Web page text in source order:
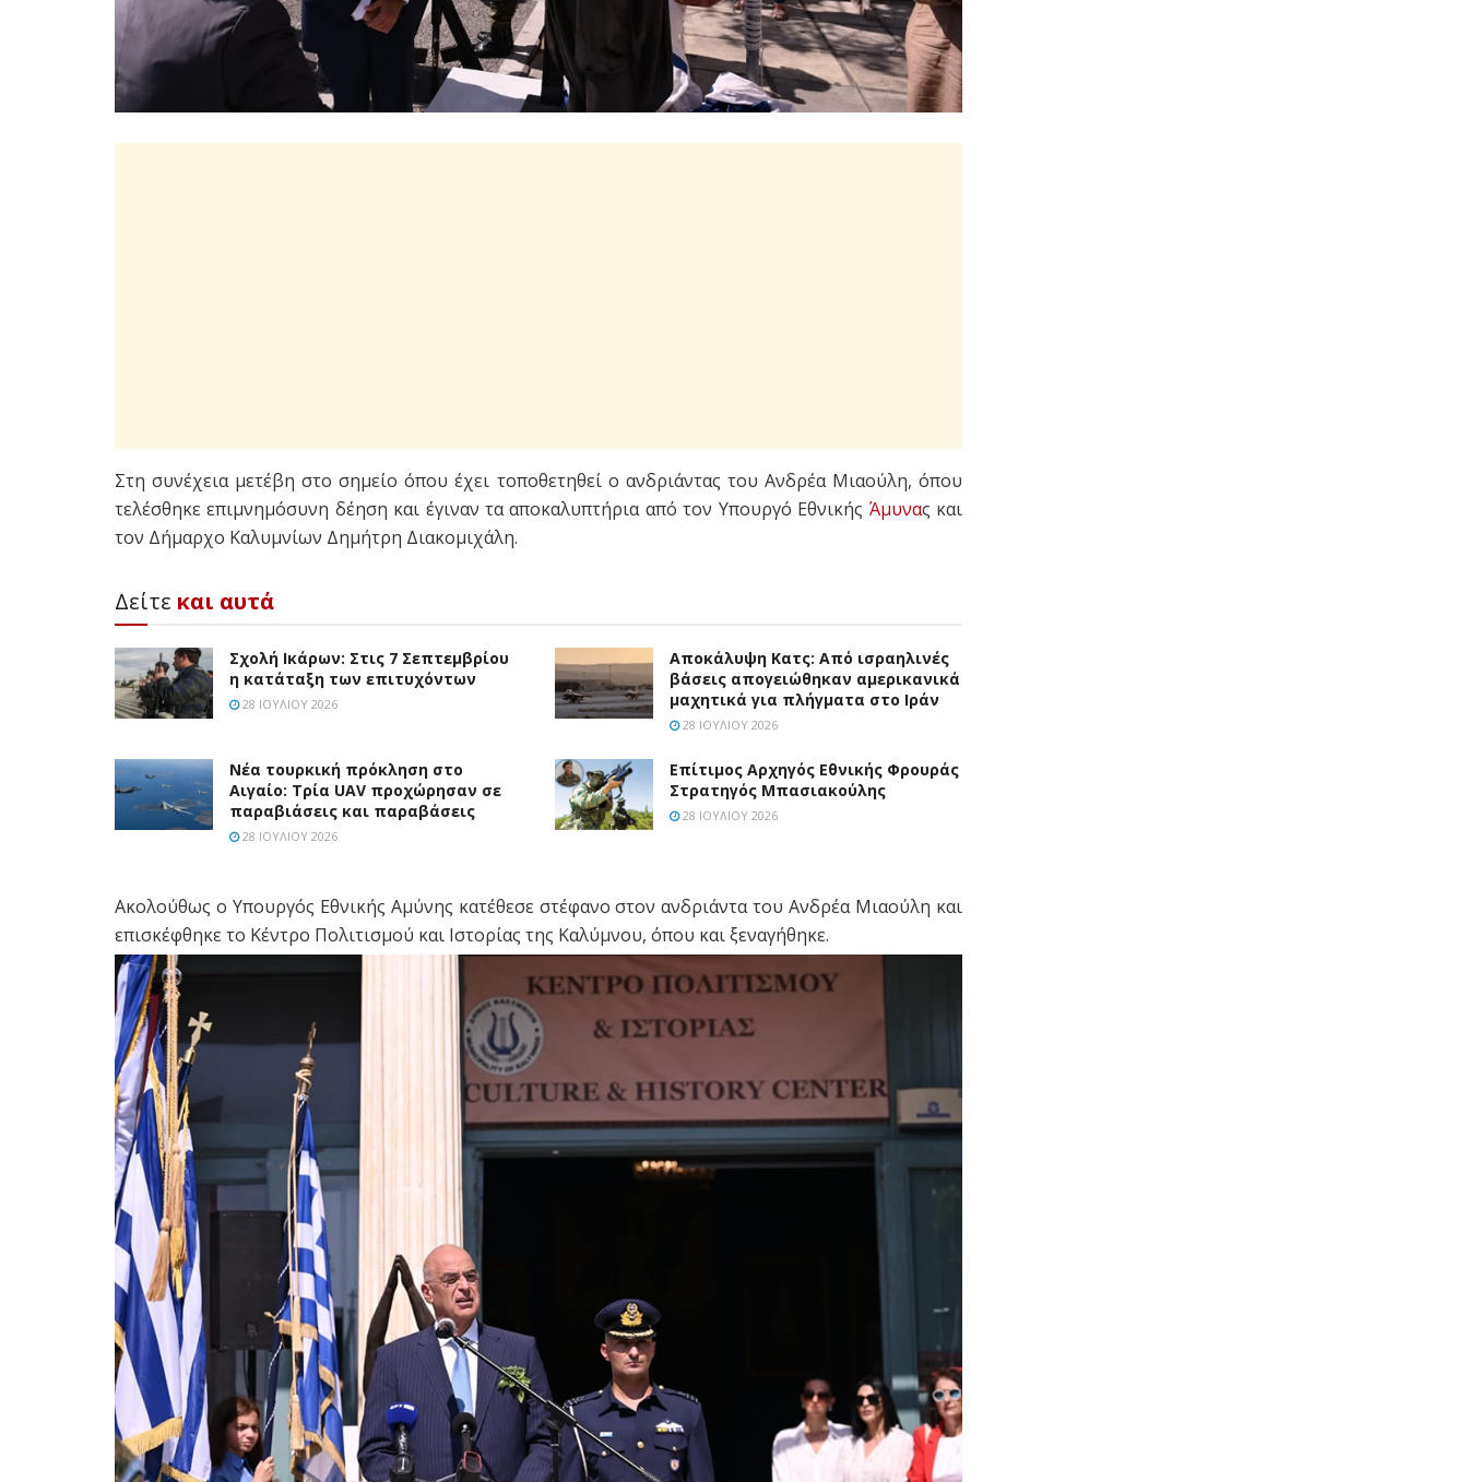
Στη συνέχεια μετέβη στο σημείο όπου έχει τοποθετηθεί ο ανδριάντας του Ανδρέα Μιαούλη, όπου
τελέσθηκε επιμνημόσυνη δέηση και έγιναν τα αποκαλυπτήρια από τον Υπουργό Εθνικής Άμυνας και
τον Δήμαρχο Καλυμνίων Δημήτρη Διακομιχάλη.
Δείτε και αυτά
Σχολή Ικάρων: Στις 7 Σεπτεμβρίου
η κατάταξη των επιτυχόντων
28 ΙΟΥΛΊΟΥ 2026
Αποκάλυψη Κατς: Από ισραηλινές
βάσεις απογειώθηκαν αμερικανικά
μαχητικά για πλήγματα στο Ιράν
28 ΙΟΥΛΊΟΥ 2026
Νέα τουρκική πρόκληση στο
Αιγαίο: Τρία UAV προχώρησαν σε
παραβιάσεις και παραβάσεις
28 ΙΟΥΛΊΟΥ 2026
Επίτιμος Αρχηγός Εθνικής Φρουράς
Στρατηγός Μπασιακούλης
28 ΙΟΥΛΊΟΥ 2026
Ακολούθως ο Υπουργός Εθνικής Αμύνης κατέθεσε στέφανο στον ανδριάντα του Ανδρέα Μιαούλη και
επισκέφθηκε το Κέντρο Πολιτισμού και Ιστορίας της Καλύμνου, όπου και ξεναγήθηκε.